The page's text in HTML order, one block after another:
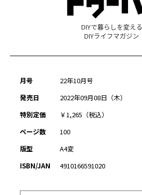
DIYで暮らしを変える
DIYライフマガジン
月号
22年10月号
発売日
2022年09月08日（木）
特別定価
￥1,265（税込）
ページ数
100
版型
A4変
ISBN/JAN
4910166591020